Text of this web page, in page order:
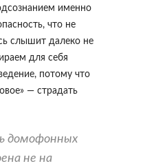
именно
что не
слышит далеко не
для себя
потому что
— страдать
домофонных
не на